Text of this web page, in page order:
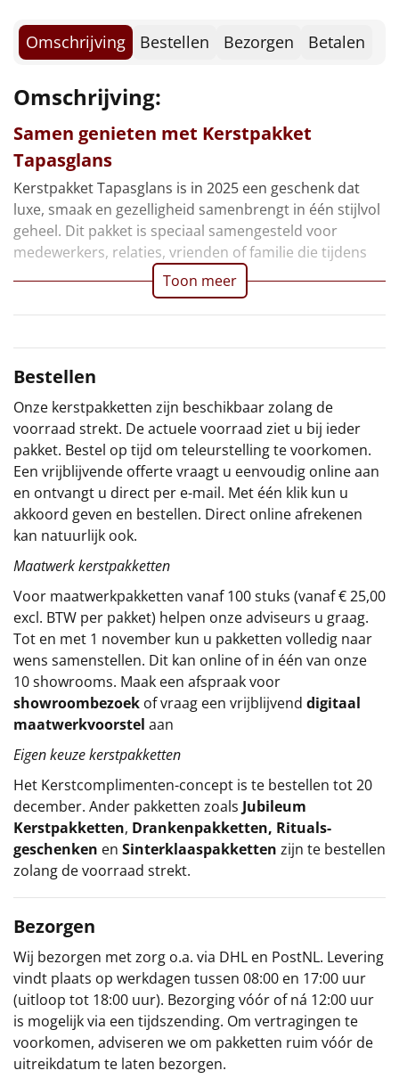
Noodradio NIEUW
Alle artikelen
Overige
Ideeën
Personeel
Doe het zelf
Sinterklaaspakketten
Kerstgeschenken 2026
Relatiegeschenken
Cadeaubon
Per stuk
Alle overige
Omschrijving Bestellen Bezorgen Betalen
Omschrijving:
Samen genieten met Kerstpakket
Tapasglans
Kerstpakket Tapasglans is in 2025 een geschenk dat
luxe, smaak en gezelligheid samenbrengt in één stijlvol
geheel. Dit pakket is speciaal samengesteld voor
medewerkers, relaties, vrienden of familie die tijdens
Toon meer
Bestellen
Onze kerstpakketten zijn beschikbaar zolang de
voorraad strekt. De actuele voorraad ziet u bij ieder
pakket. Bestel op tijd om teleurstelling te voorkomen.
Een vrijblijvende offerte vraagt u eenvoudig online aan
en ontvangt u direct per e-mail. Met één klik kun u
akkoord geven en bestellen. Direct online afrekenen
kan natuurlijk ook.
Maatwerk kerstpakketten
Voor maatwerkpakketten vanaf 100 stuks (vanaf € 25,00
excl. BTW per pakket) helpen onze adviseurs u graag.
Tot en met 1 november kun u pakketten volledig naar
wens samenstellen. Dit kan online of in één van onze
10 showrooms. Maak een afspraak voor
showroombezoek of vraag een vrijblijvend digitaal
maatwerkvoorstel aan
Eigen keuze kerstpakketten
Het Kerstcomplimenten-concept is te bestellen tot 20
december. Ander pakketten zoals Jubileum
Kerstpakketten, Drankenpakketten, Rituals-
geschenken en Sinterklaaspakketten zijn te bestellen
zolang de voorraad strekt.
Bezorgen
Wij bezorgen met zorg o.a. via DHL en PostNL. Levering
vindt plaats op werkdagen tussen 08:00 en 17:00 uur
(uitloop tot 18:00 uur). Bezorging vóór of ná 12:00 uur
is mogelijk via een tijdszending. Om vertragingen te
voorkomen, adviseren we om pakketten ruim vóór de
uitreikdatum te laten bezorgen.